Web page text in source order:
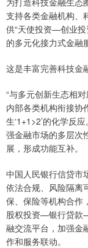
支持各类金融机构、
供“天使投资—创业
的多元化接力式金融
这是丰富完善科技金
“与多元创新生态相
内部各类机构衔接协
生‘1+1>2’的化学反
强金融市场的多层次
展，形成功能互补。
中国人民银行信贷市
依法合规、风险隔离
保、保险等机构合
股权投资—银行贷款
融交流平台，加强金
作和服务联动。